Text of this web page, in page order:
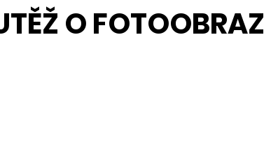
O FOTOOBRAZ